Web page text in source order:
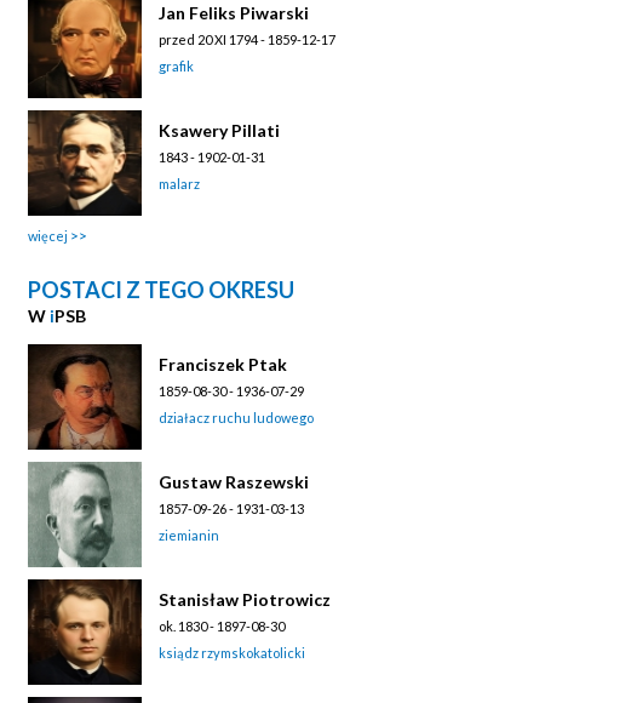
Jan Feliks Piwarski
przed 20 XI 1794 - 1859-12-17
grafik
Ksawery Pillati
1843 - 1902-01-31
malarz
więcej
POSTACI Z TEGO OKRESU
W iPSB
Franciszek Ptak
1859-08-30 - 1936-07-29
działacz ruchu ludowego
Gustaw Raszewski
1857-09-26 - 1931-03-13
ziemianin
Stanisław Piotrowicz
ok. 1830 - 1897-08-30
ksiądz rzymskokatolicki